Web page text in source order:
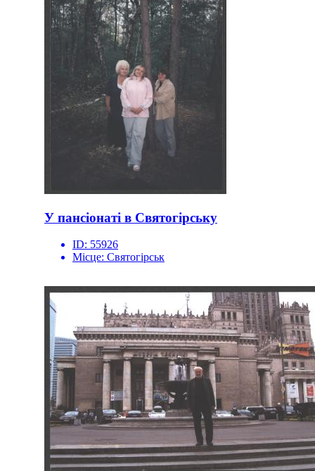
У пансіонаті в Святогірську
ID: 55926
Місце: Святогірськ